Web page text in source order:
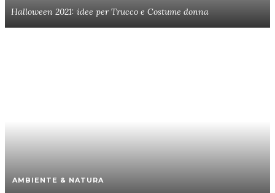
Halloween 2021: idee per Trucco e Costume donna
AMBIENTE & NATURA